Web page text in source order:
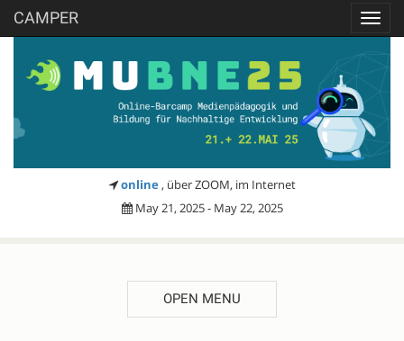
CAMPER
online , über ZOOM, im Internet
May 21, 2025 - May 22, 2025
OPEN MENU